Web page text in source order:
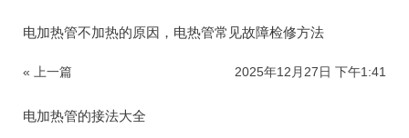
电加热管不加热的原因，电热管常见故障检修方法
« 上一篇 2025年12月27日 下午1:41
电加热管的接法大全